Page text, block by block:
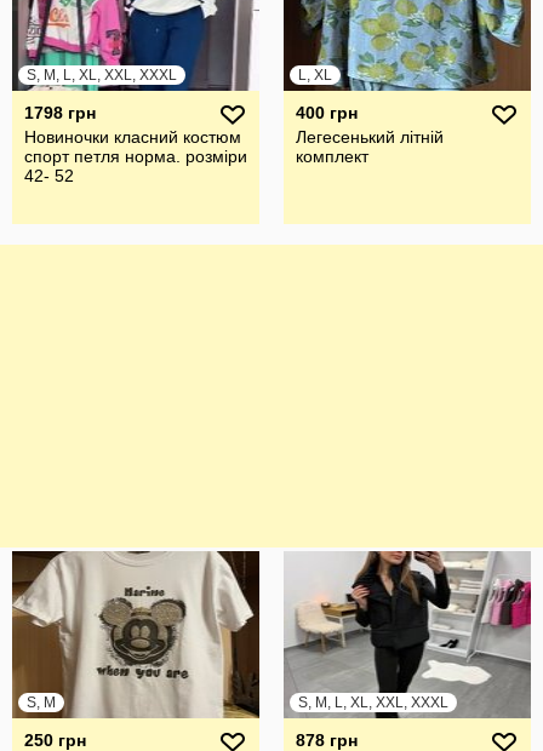
S, M, L, XL, XXL, XXXL
1798 грн
Новиночки класний костюм
спорт петля норма. розміри
42- 52
L, XL
400 грн
Легесенький літній
комплект
S, M
250 грн
S, M, L, XL, XXL, XXXL
878 грн